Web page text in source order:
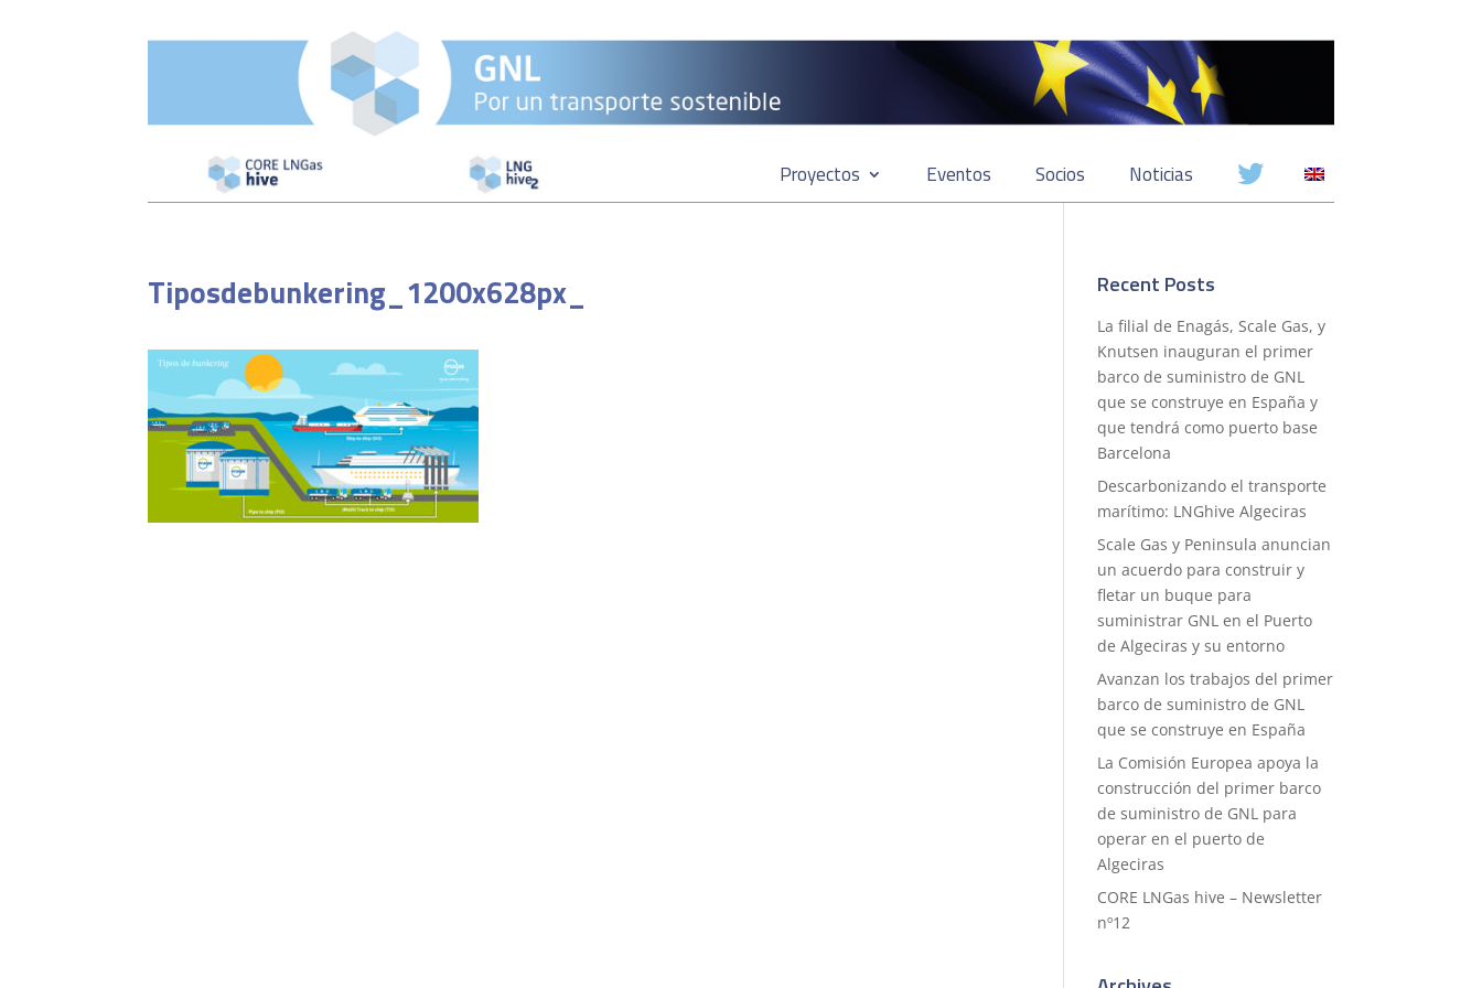
Proyectos Eventos Socios Noticias
Tiposdebunkering_1200x628px_ Recent Posts
La filial de Enagás, Scale Gas, y
Knutsen inauguran el primer
barco de suministro de GNL
que se construye en España y
que tendrá como puerto base
Barcelona
Descarbonizando el transporte
marítimo: LNGhive Algeciras
Scale Gas y Peninsula anuncian
un acuerdo para construir y
fletar un buque para
suministrar GNL en el Puerto
de Algeciras y su entorno
Avanzan los trabajos del primer
barco de suministro de GNL
que se construye en España
La Comisión Europea apoya la
construcción del primer barco
de suministro de GNL para
operar en el puerto de
Algeciras
CORE LNGas hive – Newsletter
nº12